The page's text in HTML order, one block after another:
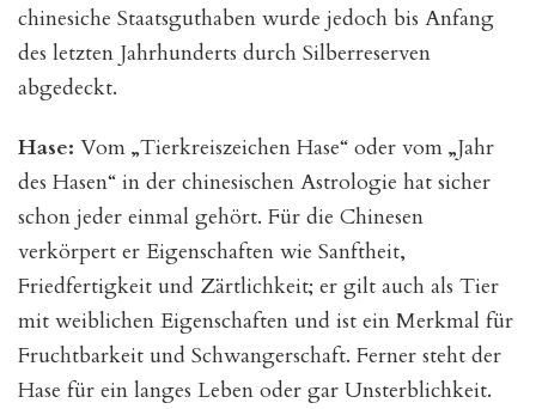
chinesiche Staatsguthaben wurde jedoch bis Anfang
des letzten Jahrhunderts durch Silberreserven
abgedeckt.
Hase: Vom „Tierkreiszeichen Hase“ oder vom „Jahr
des Hasen“ in der chinesischen Astrologie hat sicher
schon jeder einmal gehört. Für die Chinesen
verkörpert er Eigenschaften wie Sanftheit,
Friedfertigkeit und Zärtlichkeit; er gilt auch als Tier
mit weiblichen Eigenschaften und ist ein Merkmal für
Fruchtbarkeit und Schwangerschaft. Ferner steht der
Hase für ein langes Leben oder gar Unsterblichkeit.